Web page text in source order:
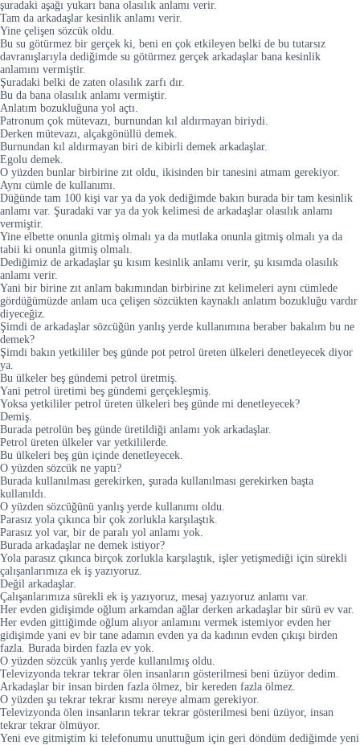
şuradaki aşağı yukarı bana olasılık anlamı verir.
Tam da arkadaşlar kesinlik anlamı verir.
Yine çelişen sözcük oldu.
Bu su götürmez bir gerçek ki, beni en çok etkileyen belki de bu tutarsız
davranışlarıyla dediğimde su götürmez gerçek arkadaşlar bana kesinlik
anlamını vermiştir.
Şuradaki belki de zaten olasılık zarfı dır.
Bu da bana olasılık anlamı vermiştir.
Anlatım bozukluğuna yol açtı.
Patronum çok mütevazı, burnundan kıl aldırmayan biriydi.
Derken mütevazı, alçakgönüllü demek.
Burnundan kıl aldırmayan biri de kibirli demek arkadaşlar.
Egolu demek.
O yüzden bunlar birbirine zıt oldu, ikisinden bir tanesini atmam gerekiyor.
Aynı cümle de kullanımı.
Düğünde tam 100 kişi var ya da yok dediğimde bakın burada bir tam kesinlik
anlamı var. Şuradaki var ya da yok kelimesi de arkadaşlar olasılık anlamı
vermiştir.
Yine elbette onunla gitmiş olmalı ya da mutlaka onunla gitmiş olmalı ya da
tabii ki onunla gitmiş olmalı.
Dediğimiz de arkadaşlar şu kısım kesinlik anlamı verir, şu kısımda olasılık
anlamı verir.
Yani bir birine zıt anlam bakımından birbirine zıt kelimeleri aynı cümlede
gördüğümüzde anlam uca çelişen sözcükten kaynaklı anlatım bozukluğu vardır
diyeceğiz.
Şimdi de arkadaşlar sözcüğün yanlış yerde kullanımına beraber bakalım bu ne
demek?
Şimdi bakın yetkililer beş günde pot petrol üreten ülkeleri denetleyecek diyor
ya.
Bu ülkeler beş gündemi petrol üretmiş.
Yani petrol üretimi beş gündemi gerçekleşmiş.
Yoksa yetkililer petrol üreten ülkeleri beş günde mi denetleyecek?
Demiş.
Burada petrolün beş günde üretildiği anlamı yok arkadaşlar.
Petrol üreten ülkeler var yetkililerde.
Bu ülkeleri beş gün içinde denetleyecek.
O yüzden sözcük ne yaptı?
Burada kullanılması gerekirken, şurada kullanılması gerekirken başta
kullanıldı.
O yüzden sözcüğünü yanlış yerde kullanımı oldu.
Parasız yola çıkınca bir çok zorlukla karşılaştık.
Parasız yol var, bir de paralı yol anlamı yok.
Burada arkadaşlar ne demek istiyor?
Yola parasız çıkınca birçok zorlukla karşılaştık, işler yetişmediği için sürekli
çalışanlarımıza ek iş yazıyoruz.
Değil arkadaşlar.
Çalışanlarımıza sürekli ek iş yazıyoruz, mesaj yazıyoruz anlamı var.
Her evden gidişimde oğlum arkamdan ağlar derken arkadaşlar bir sürü ev var.
Her evden gittiğimde oğlum alıyor anlamını vermek istemiyor evden her
gidişimde yani ev bir tane adamın evden ya da kadının evden çıkışı birden
fazla. Burada birden fazla ev yok.
O yüzden sözcük yanlış yerde kullanılmış oldu.
Televizyonda tekrar tekrar ölen insanların gösterilmesi beni üzüyor dedim.
Arkadaşlar bir insan birden fazla ölmez, bir kereden fazla ölmez.
O yüzden şu tekrar tekrar kısmı nereye almam gerekiyor.
Televizyonda ölen insanların tekrar tekrar gösterilmesi beni üzüyor, insan
tekrar tekrar ölmüyor.
Yeni eve gitmiştim ki telefonumu unuttuğum için geri döndüm dediğimde yeni